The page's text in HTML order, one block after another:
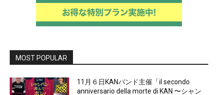
MOST POPULAR
11月６日KANバンド主催「il secondo
anniversario della morte di KAN 〜シャン